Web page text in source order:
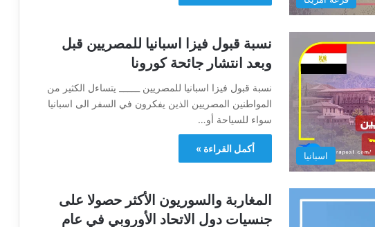
اسبانيا
نسبة قبول فيزا اسبانيا للمصريين قبل
وبعد انتشار جائحة كورونا
نسبة قبول فيزا اسبانيا للمصريين _____ يتساءل الكثير من
المواطنين المصريين الذين يفكرون في السفر الى اسبانيا
سواء للسياحة أو…
أكمل القراءة »
المغاربة والسوريون الأكثر حصولا على
جنسيات دول الاتحاد الأوروبي في عام